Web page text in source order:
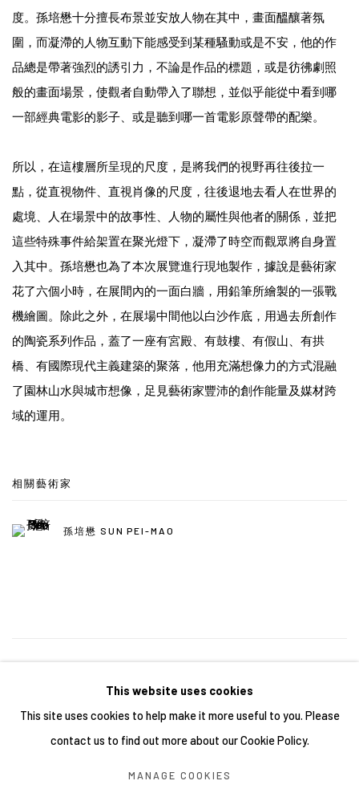
度。孫培懋十分擅長布景並安放人物在其中，畫面醞釀著氛
圍，而凝滯的人物互動下能感受到某種騷動或是不安，他的作
品總是帶著強烈的誘引力，不論是作品的標題，或是彷彿劇照
般的畫面場景，使觀者自動帶入了聯想，並似乎能從中看到哪
一部經典電影的影子、或是聽到哪一首電影原聲帶的配樂。
所以，在這樓層所呈現的尺度，是將我們的視野再往後拉一
點，從直視物件、直視肖像的尺度，往後退地去看人在世界的
處境、人在場景中的故事性、人物的屬性與他者的關係，並把
這些特殊事件給架置在聚光燈下，凝滯了時空而觀眾將自身置
入其中。孫培懋也為了本次展覽進行現地製作，據說是藝術家
花了六個小時，在展間內的一面白牆，用鉛筆所繪製的一張戰
機繪圖。除此之外，在展場中間他以白沙作底，用過去所創作
的陶瓷系列作品，蓋了一座有宮殿、有鼓樓、有假山、有拱
橋、有國際現代主義建築的聚落，他用充滿想像力的方式混融
了園林山水與城市想像，足見藝術家豐沛的創作能量及媒材跨
域的運用。
相關藝術家
孫培懋 SUN PEI-MAO
前一頁 下一頁
29/ 43
COPYRIGHT © 2026 YIRI ARTS, BACK_Y & YIRI JAKARTA.
This website uses cookies
This site uses cookies to help make it more useful to you. Please
contact us to find out more about our Cookie Policy.
MANAGE COOKIES